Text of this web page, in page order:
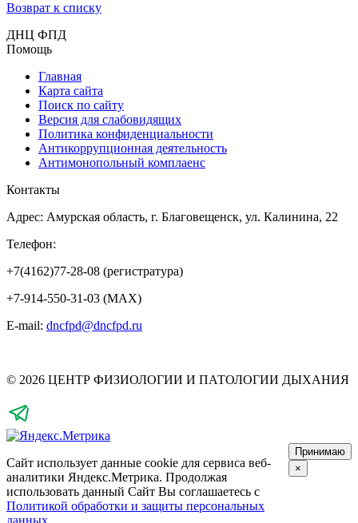
Возврат к списку
ДНЦ ФПД
Помощь
Главная
Карта сайта
Поиск по сайту
Версия для слабовидящих
Политика конфиденциальности
Антикоррупционная деятельность
Антимонопольный комплаенс
Контакты
Адрес: Амурская область, г. Благовещенск, ул. Калинина, 22
Телефон:
+7(4162)77-28-08 (регистратура)
+7-914-550-31-03 (MAX)
E-mail: dncfpd@dncfpd.ru
© 2026 ЦЕНТР ФИЗИОЛОГИИ И ПАТОЛОГИИ ДЫХАНИЯ
Сайт использует данные cookie для сервиса веб-
аналитики Яндекс.Метрика. Продолжая
использовать данный Сайт Вы соглашаетесь с
Политикой обработки и защиты персональных
Принимаю
×